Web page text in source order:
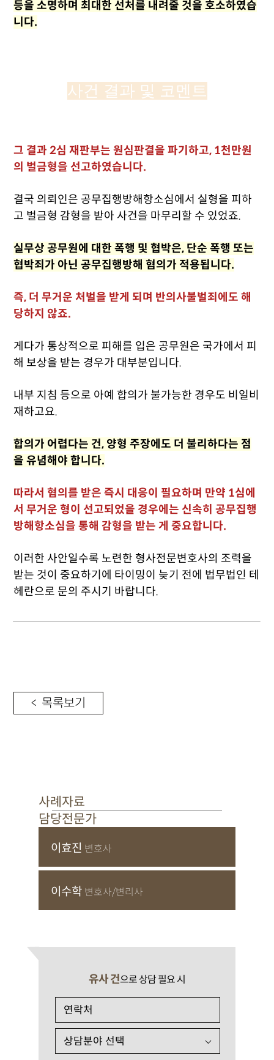
등을 소명하며 최대한 선처를 내려줄 것을 호소하였습
니다.
사건 결과 및 코멘트
그 결과 2심 재판부는 원심판결을 파기하고, 1천만원
의 벌금형을 선고하였습니다.
결국 의뢰인은 공무집행방해항소심에서 실형을 피하
고 벌금형 감형을 받아 사건을 마무리할 수 있었죠.
실무상 공무원에 대한 폭행 및 협박은, 단순 폭행 또는
협박죄가 아닌 공무집행방해 혐의가 적용됩니다.
즉, 더 무거운 처벌을 받게 되며 반의사불벌죄에도 해
당하지 않죠.
게다가 통상적으로 피해를 입은 공무원은 국가에서 피
해 보상을 받는 경우가 대부분입니다.
내부 지침 등으로 아예 합의가 불가능한 경우도 비일비
재하고요.
합의가 어렵다는 건, 양형 주장에도 더 불리하다는 점
을 유념해야 합니다.
따라서 혐의를 받은 즉시 대응이 필요하며 만약 1심에
서 무거운 형이 선고되었을 경우에는 신속히 공무집행
방해항소심을 통해 감형을 받는 게 중요합니다.
이러한 사안일수록 노련한 형사전문변호사의 조력을
받는 것이 중요하기에 타이밍이 늦기 전에 법무법인 테
헤란으로 문의 주시기 바랍니다.
< 목록보기
사례자료
담당전문가
이효진 변호사
이수학 변호사/변리사
유사 건으로 상담 필요 시